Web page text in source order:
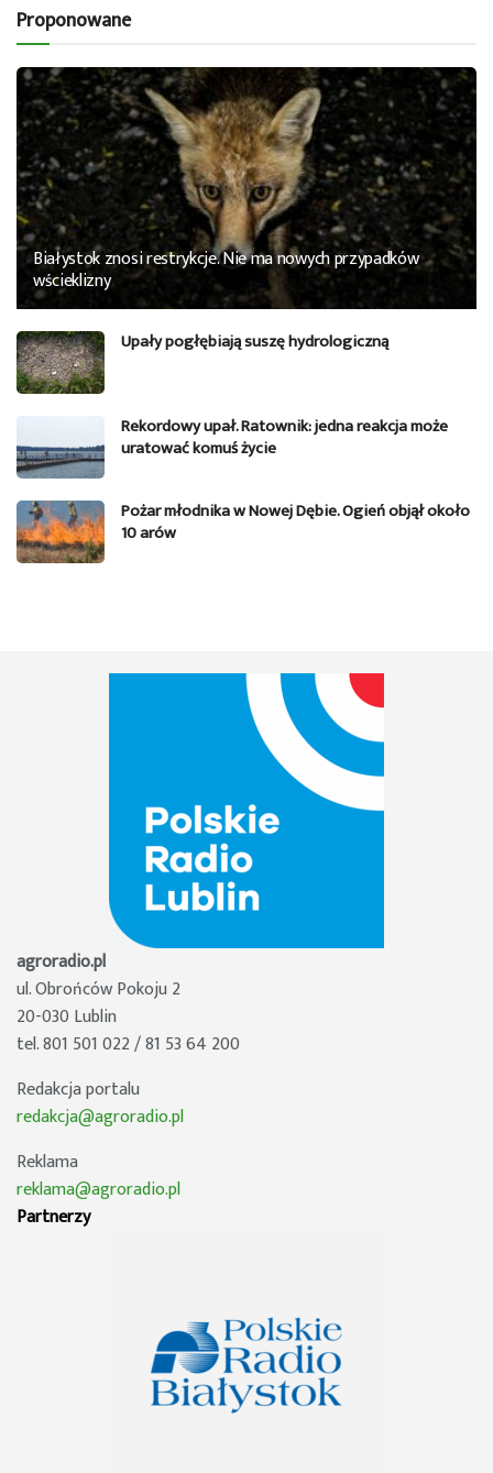
Proponowane
Białystok znosi restrykcje. Nie ma nowych przypadków
wścieklizny
Upały pogłębiają suszę hydrologiczną
Rekordowy upał. Ratownik: jedna reakcja może
uratować komuś życie
Pożar młodnika w Nowej Dębie. Ogień objął około
10 arów
agroradio.pl
ul. Obrońców Pokoju 2
20-030 Lublin
tel. 801 501 022 / 81 53 64 200
Redakcja portalu
redakcja@agroradio.pl
Reklama
reklama@agroradio.pl
Partnerzy